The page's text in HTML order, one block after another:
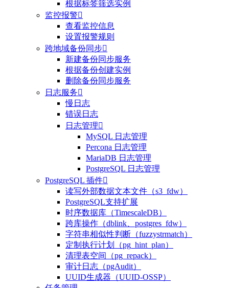
根据标签筛选实例
监控报警
查看监控信息
设置报警规则
跨地域备份同步
新建备份同步服务
根据备份创建实例
删除备份同步服务
日志服务
慢日志
错误日志
日志管理
MySQL 日志管理
Percona 日志管理
MariaDB 日志管理
PostgreSQL 日志管理
PostgreSQL 插件
读写外部数据文本文件（s3_fdw）
PostgreSQL支持扩展
时序数据库（TimescaleDB）
跨库操作（dblink、postgres_fdw）
字符串相似性判断（fuzzystrmatch）
定制执行计划（pg_hint_plan）
清理表空间（pg_repack）
审计日志（pgAudit）
UUID生成器（UUID-OSSP）